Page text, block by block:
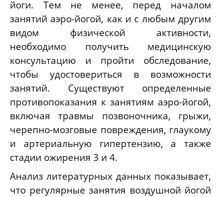
йоги. Тем не менее, перед началом
занятий аэро-йогой, как и с любым другим
видом физической активности,
необходимо получить медицинскую
консультацию и пройти обследование,
чтобы удостовериться в возможности
занятий. Существуют определенные
противопоказания к занятиям аэро-йогой,
включая травмы позвоночника, грыжи,
черепно-мозговые повреждения, глаукому
и артериальную гипертензию, а также
стадии ожирения 3 и 4.
Анализ литературных данных показывает,
что регулярные занятия воздушной йогой